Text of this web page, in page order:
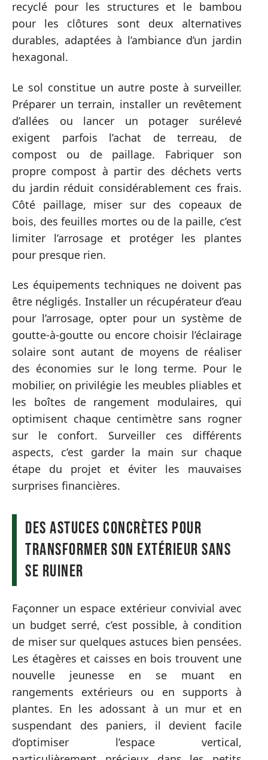
recyclé pour les structures et le bambou
pour les clôtures sont deux alternatives
durables, adaptées à l’ambiance d’un jardin
hexagonal.
Le sol constitue un autre poste à surveiller.
Préparer un terrain, installer un revêtement
d’allées ou lancer un potager surélevé
exigent parfois l’achat de terreau, de
compost ou de paillage. Fabriquer son
propre compost à partir des déchets verts
du jardin réduit considérablement ces frais.
Côté paillage, miser sur des copeaux de
bois, des feuilles mortes ou de la paille, c’est
limiter l’arrosage et protéger les plantes
pour presque rien.
Les équipements techniques ne doivent pas
être négligés. Installer un récupérateur d’eau
pour l’arrosage, opter pour un système de
goutte-à-goutte ou encore choisir l’éclairage
solaire sont autant de moyens de réaliser
des économies sur le long terme. Pour le
mobilier, on privilégie les meubles pliables et
les boîtes de rangement modulaires, qui
optimisent chaque centimètre sans rogner
sur le confort. Surveiller ces différents
aspects, c’est garder la main sur chaque
étape du projet et éviter les mauvaises
surprises financières.
Des astuces concrètes pour
transformer son extérieur sans
se ruiner
Façonner un espace extérieur convivial avec
un budget serré, c’est possible, à condition
de miser sur quelques astuces bien pensées.
Les étagères et caisses en bois trouvent une
nouvelle jeunesse en se muant en
rangements extérieurs ou en supports à
plantes. En les adossant à un mur et en
suspendant des paniers, il devient facile
d’optimiser l’espace vertical,